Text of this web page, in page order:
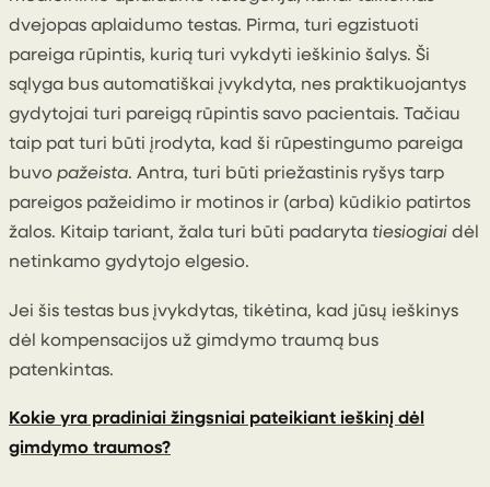
dvejopas aplaidumo testas. Pirma, turi egzistuoti
pareiga rūpintis, kurią turi vykdyti ieškinio šalys. Ši
sąlyga bus automatiškai įvykdyta, nes praktikuojantys
gydytojai turi pareigą rūpintis savo pacientais. Tačiau
taip pat turi būti įrodyta, kad ši rūpestingumo pareiga
buvo pažeista. Antra, turi būti priežastinis ryšys tarp
pareigos pažeidimo ir motinos ir (arba) kūdikio patirtos
žalos. Kitaip tariant, žala turi būti padaryta tiesiogiai dėl
netinkamo gydytojo elgesio.
Jei šis testas bus įvykdytas, tikėtina, kad jūsų ieškinys
dėl kompensacijos už gimdymo traumą bus
patenkintas.
Kokie yra pradiniai žingsniai pateikiant ieškinį dėl
gimdymo traumos?